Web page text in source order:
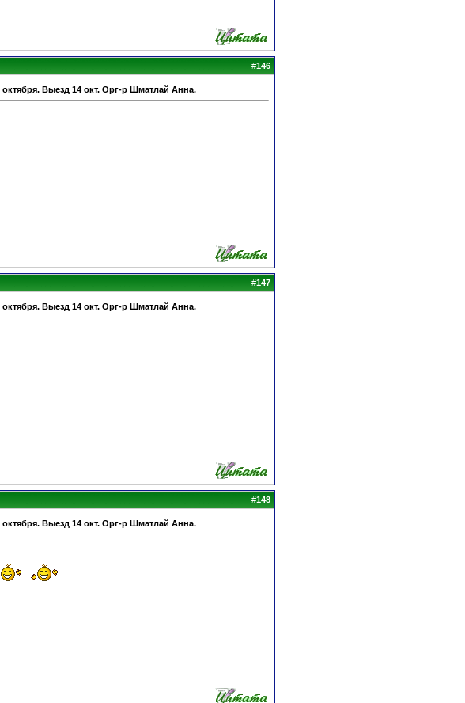
#146
Выезд 14 окт. Орг-р Шматлай Анна.
#147
Выезд 14 окт. Орг-р Шматлай Анна.
#148
Выезд 14 окт. Орг-р Шматлай Анна.